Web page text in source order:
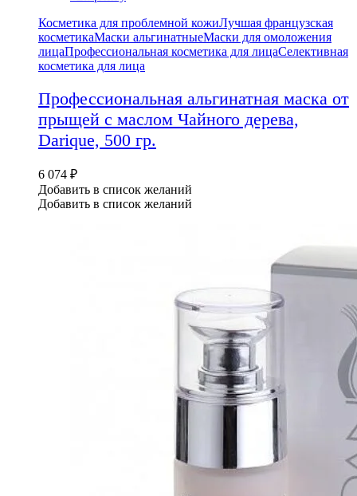
Косметика для проблемной кожиЛучшая французская
косметикаМаски альгинатныеМаски для омоложения
лицаПрофессиональная косметика для лицаСелективная
косметика для лица
Профессиональная альгинатная маска от
прыщей с маслом Чайного дерева,
Darique, 500 гр.
6 074 ₽
Добавить в список желаний
Добавить в список желаний